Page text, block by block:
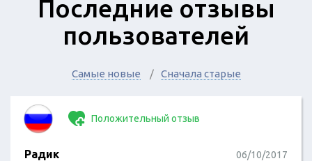
Последние отзывы
пользователей
Самые новые Сначала старые
Положительный отзыв
Радик 06/10/2017